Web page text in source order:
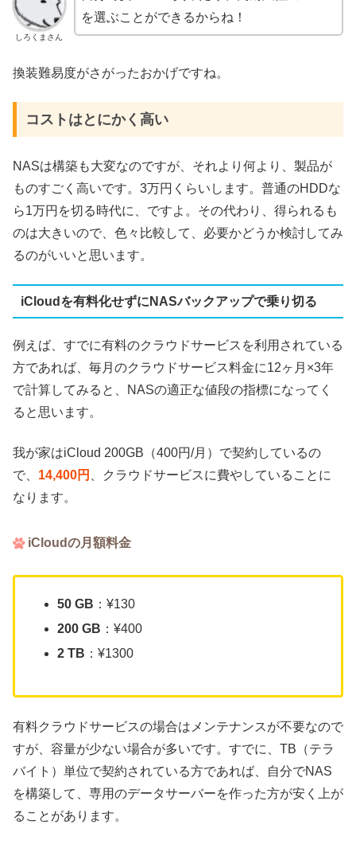
しろくまさん
を選ぶことができるからね！
換装難易度がさがったおかげですね。
コストはとにかく高い
NASは構築も大変なのですが、それより何より、製品が
ものすごく高いです。 3万円くらいします。普通のHDDな
ら1万円を切る時代に、ですよ。その代わり、得られるも
のは大きいので、色々比較して、必要かどうか検討してみ
るのがいいと思います。
iCloud を有料化せずに NASバックアップで乗り切る
例えば、すでに有料のクラウドサービスを利用されている
方であれば、毎月のクラウドサービス料金に12ヶ月 ×3年
で計算してみると、
NASの適正な値段の指標になってく
ると思います。
我が家はiCloud 200GB（400円/月）で契約しているの
で、 14,400円
、クラウドサービスに費やしていることに
なります。
iCloudの月額料金
50 GB ：¥130
200 GB ：¥400
2 TB ：¥1300
有料クラウドサービスの場合はメンテナンスが不要なので
すが、容量が少ない場合が多いです。すでに、 TB （テラ
バイト）単位で契約されている方であれば、自分でNAS
を構築して、専用のデータサーバーを作った方が安く上が
ることがあります。